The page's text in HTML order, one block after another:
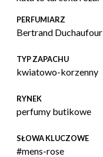
PERFUMIARZ
Bertrand Duchaufour
TYP ZAPACHU
kwiatowo-korzenny
RYNEK
perfumy butikowe
SŁOWA KLUCZOWE
#mens-rose